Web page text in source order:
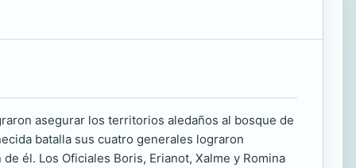
asegurar los territorios aledaños al bosque de
batalla sus cuatro generales lograron
él. Los Oficiales Boris, Erianot, Xalme y Romina